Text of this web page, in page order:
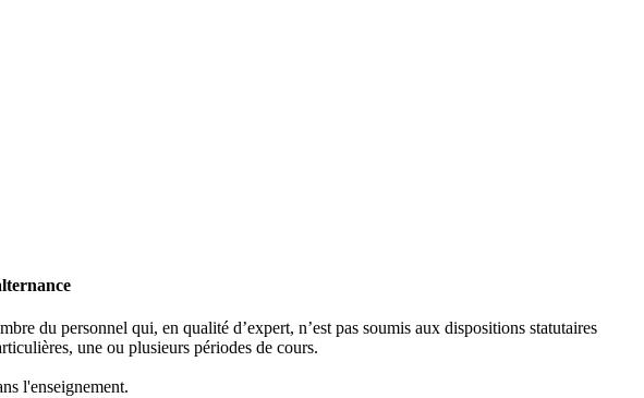
du personnel qui, en qualité d’expert, n’est pas soumis aux dispositions statutaires
une ou plusieurs périodes de cours.
l'enseignement.